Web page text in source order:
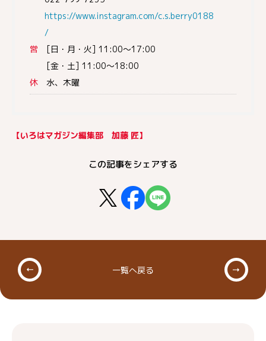
https://www.instagram.com/c.s.berry0188
/
営 [日・月・火] 11:00～17:00
[金・土] 11:00～18:00
休 水、木曜
【いろはマガジン編集部 加藤 匠】
この記事をシェアする
一覧へ戻る